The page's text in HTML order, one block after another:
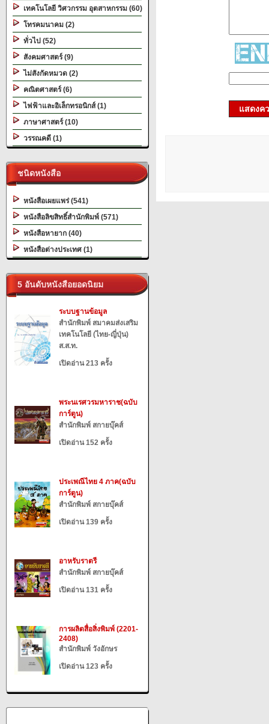
เทคโนโลยี วิศวกรรม อุตสาหกรรม (60)
โทรคมนาคม (2)
ทั่วไป (52)
สังคมศาสตร์ (9)
ไม่สังกัดหมวด (2)
คณิตศาสตร์ (6)
ไฟฟ้าและอิเล็กทรอนิกส์ (1)
ภาษาศาสตร์ (10)
วรรณคดี (1)
ชนิดหนังสือ
หนังสือเผยแพร่ (541)
หนังสือลิขสิทธิ์สำนักพิมพ์ (571)
หนังสือหายาก (40)
หนังสือต่างประเทศ (1)
5 อันดับหนังสือยอดนิยม
ระบบฐานข้อมูล
สำนักพิมพ์ สมาคมส่งเสริม
เทคโนโลยี (ไทย-ญี่ปุ่น)
ส.ส.ท.
เปิดอ่าน 213 ครั้ง
พระนเรศวรมหาราช(ฉบับ
การ์ตูน)
สำนักพิมพ์ สกายบุ๊คส์
เปิดอ่าน 152 ครั้ง
ประเพณีไทย 4 ภาค(ฉบับ
การ์ตูน)
สำนักพิมพ์ สกายบุ๊คส์
เปิดอ่าน 139 ครั้ง
อาหรับราตรี
สำนักพิมพ์ สกายบุ๊คส์
เปิดอ่าน 131 ครั้ง
การผลิตสื่อสิ่งพิมพ์ (2201-
2408)
สำนักพิมพ์ วังอักษร
เปิดอ่าน 123 ครั้ง
แสดงค